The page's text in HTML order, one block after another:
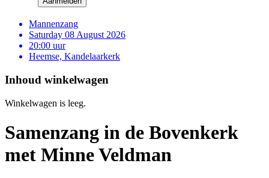
Mannenzang
Saturday 08 August 2026
20:00 uur
Heemse, Kandelaarkerk
Inhoud winkelwagen
Winkelwagen is leeg.
Samenzang in de Bovenkerk
met Minne Veldman